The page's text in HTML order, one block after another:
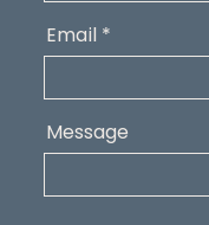
Email
Message